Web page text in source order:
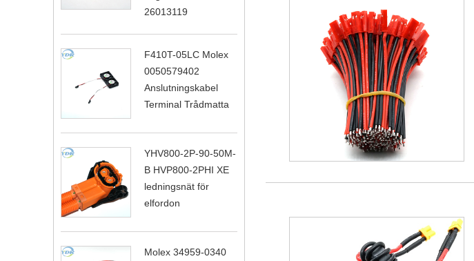
26013119
F410T-05LC Molex
0050579402
Anslutningskabel
Terminal Trådmatta
YHV800-2P-90-50M-
B HVP800-2PHI XE
ledningsnät för
elfordon
Molex 34959-0340